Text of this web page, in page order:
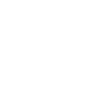
いけない5つの判
業者の選び方｜
見落としている3